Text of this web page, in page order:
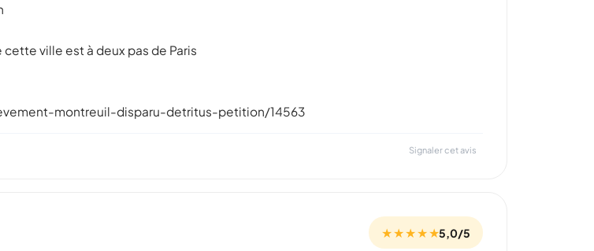
ville est à deux pas de Paris
montreuil-disparu-detritus-petition/14563
Signaler cet avis
★ ★ ★ ★ ★5,0/5